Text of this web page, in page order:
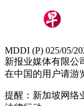
MDDI (P) 025/05/
新报业媒体有限公
在中国的用户请游
提醒：新加坡网络